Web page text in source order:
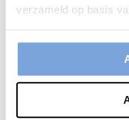
verzameld op basis